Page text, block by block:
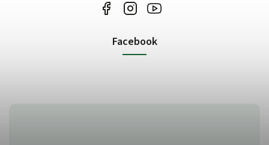
Facebook